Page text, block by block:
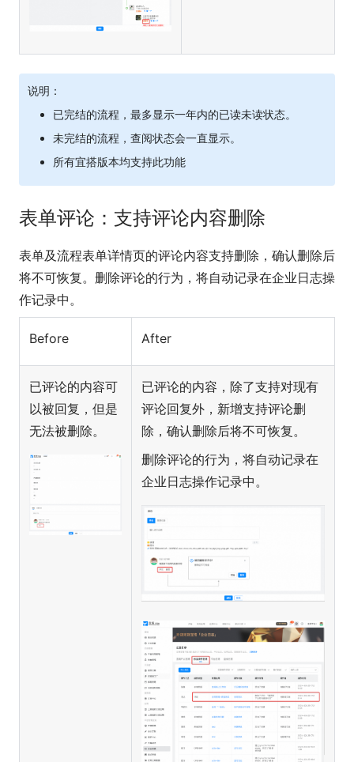
说明：
已完结的流程，最多显示一年内的已读未读状态。
未完结的流程，查阅状态会一直显示。
所有宜搭版本均支持此功能
表单评论：支持评论内容删除
表单及流程表单详情页的评论内容支持删除，确认删除后
将不可恢复。删除评论的行为，将自动记录在企业日志操
作记录中。
Before After
已评论的内容可
以被回复，但是
无法被删除。
已评论的内容，除了支持对现有
评论回复外，新增支持评论删
除，确认删除后将不可恢复。
删除评论的行为，将自动记录在
企业日志操作记录中。